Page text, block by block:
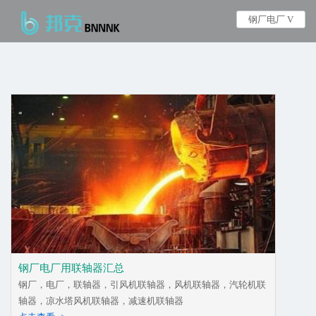
钢厂电厂用联轴器汇总
钢厂，电厂，联轴器，引风机联轴器，风机联轴器，汽轮机联
轴器，凉水塔风机联轴器，减速机联轴器
钢厂电厂 V